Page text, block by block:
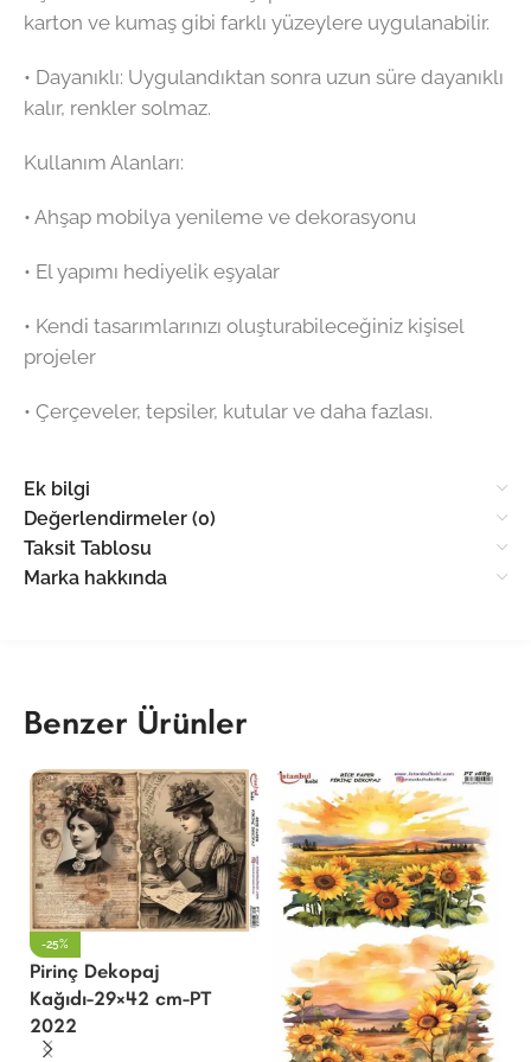
karton ve kumaş gibi farklı yüzeylere uygulanabilir.
•⁠ ⁠Dayanıklı: Uygulandıktan sonra uzun süre dayanıklı
kalır, renkler solmaz.
Kullanım Alanları:
•⁠ ⁠Ahşap mobilya yenileme ve dekorasyonu
•⁠ ⁠El yapımı hediyelik eşyalar
•⁠ ⁠Kendi tasarımlarınızı oluşturabileceğiniz kişisel
projeler
•⁠ ⁠Çerçeveler, tepsiler, kutular ve daha fazlası.
Ek bilgi
Değerlendirmeler (0)
Taksit Tablosu
Marka hakkında
Benzer Ürünler
-25%
Pirinç Dekopaj
Kağıdı-29×42 cm-PT
2022